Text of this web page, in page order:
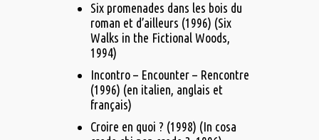
Six promenades dans les bois du
roman et d’ailleurs (1996) (Six
Walks in the Fictional Woods,
1994)
Incontro – Encounter – Rencontre
(1996) (en italien, anglais et
français)
Croire en quoi ? (1998) (In cosa